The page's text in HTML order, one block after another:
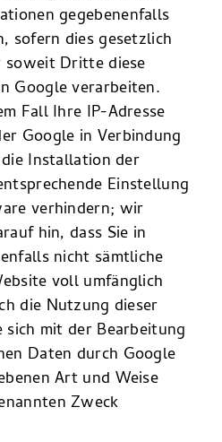
gegebenenfalls
sofern dies gesetzlich
soweit Dritte diese
Google verarbeiten.
Fall Ihre IP-Adresse
Google in Verbindung
Installation der
Einstellung
verhindern; wir
hin, dass Sie in
nicht sämtliche
voll umfänglich
die Nutzung dieser
mit der Bearbeitung
Daten durch Google
Art und Weise
Zweck